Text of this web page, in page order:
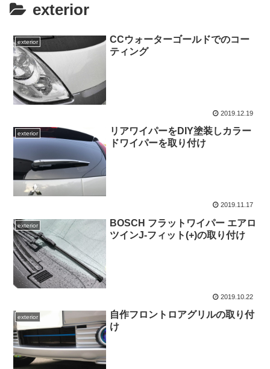
exterior
exterior
CCウォーターゴールドでのコー
ティング
2019.12.19
exterior
リアワイパーをDIY塗装しカラー
ドワイパーを取り付け
2019.11.17
exterior
BOSCH フラットワイパー エアロ
ツインJ-フィット(+)の取り付け
2019.10.22
exterior
自作フロントロアグリルの取り付
け